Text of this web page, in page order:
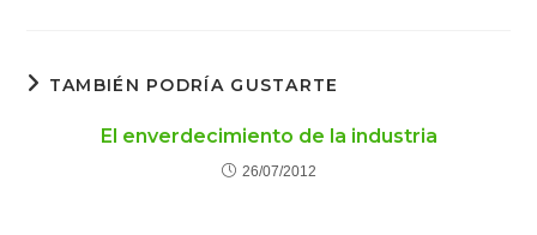
TAMBIÉN PODRÍA GUSTARTE
El enverdecimiento de la industria
26/07/2012